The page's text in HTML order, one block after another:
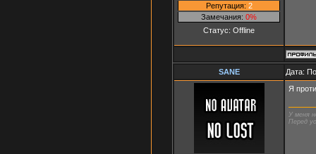
Репутация: 2
Замечания: 0%
Статус: Offline
SANE Дата:
Я
У меня
Перед